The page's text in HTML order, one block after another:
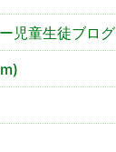
児童生徒ブログ